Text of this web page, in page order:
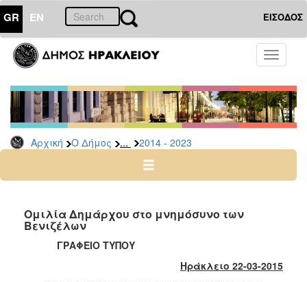
GR EN ΕΙΣΟΔΟΣ
Toggle
Αρχική Ο Δήμος ... 2014 - 2023
ΔΗΜΟΣ
Δήμαρχος
Ομιλίες
-
Χαιρετισμοί
-
2024
-
2014
Ομιλία Δημάρχου στο μνημόσυνο των
Βενιζέλων
ΓΡΑΦΕΙΟ ΤΥΠΟΥ
Ηράκλειο 22-03-2015